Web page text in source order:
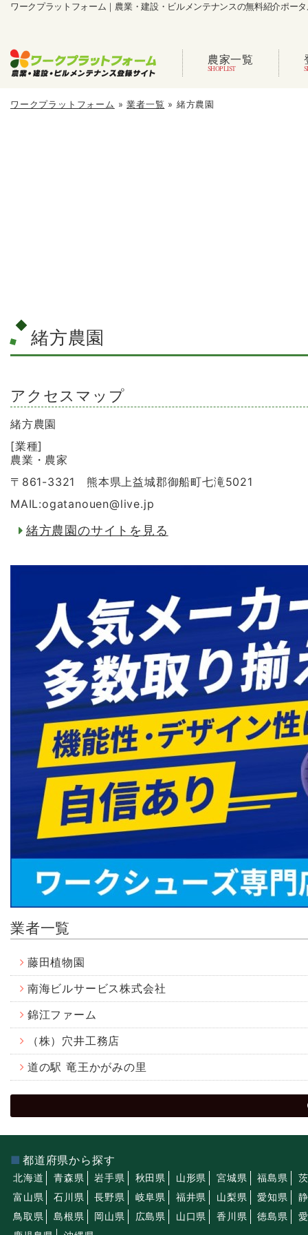
ワークプラットフォーム｜農業・建設・ビルメンテナンスの無料紹介ポー
農家一覧
ワークプラットフォーム »業者一覧 » 緒方農園
緒方農園
アクセスマップ
緒方農園
[業種]
農業・農家
〒861-3321 熊本県上益城郡御船町七滝5021
MAIL:ogatanouen@live.jp
緒方農園のサイトを見る
業者一覧
藤田植物園
南海ビルサービス株式会社
錦江ファーム
（株）穴井工務店
道の駅 竜王かがみの里
都道府県から探す
北海道 青森県 岩手県 秋田県 山形県 宮城県 福島県
富山県
石川県 長野県 岐阜県 福井県 山梨県 愛知県
鳥取県
島根県 岡山県 広島県 山口県 香川県 徳島県